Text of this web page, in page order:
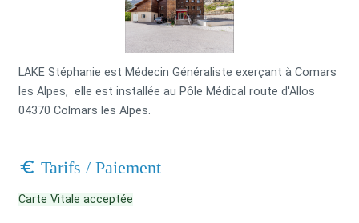
LAKE Stéphanie est Médecin Généraliste exerçant à Comars
les Alpes, elle est installée au Pôle Médical route d'Allos
04370 Colmars les Alpes.
Tarifs / Paiement
Carte Vitale acceptée